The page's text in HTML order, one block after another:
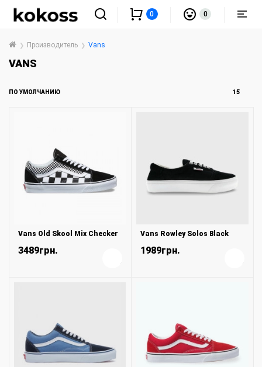
0 0
Производитель Vans
VANS
ПО УМОЛЧАНИЮ 15
Vans Old Skool Mix Checker
3489грн.
Vans Rowley Solos Black
1989грн.